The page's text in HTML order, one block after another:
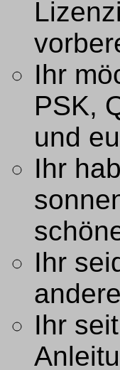
Ihr
PSK,
und
Ihr
Ihr
Ihr